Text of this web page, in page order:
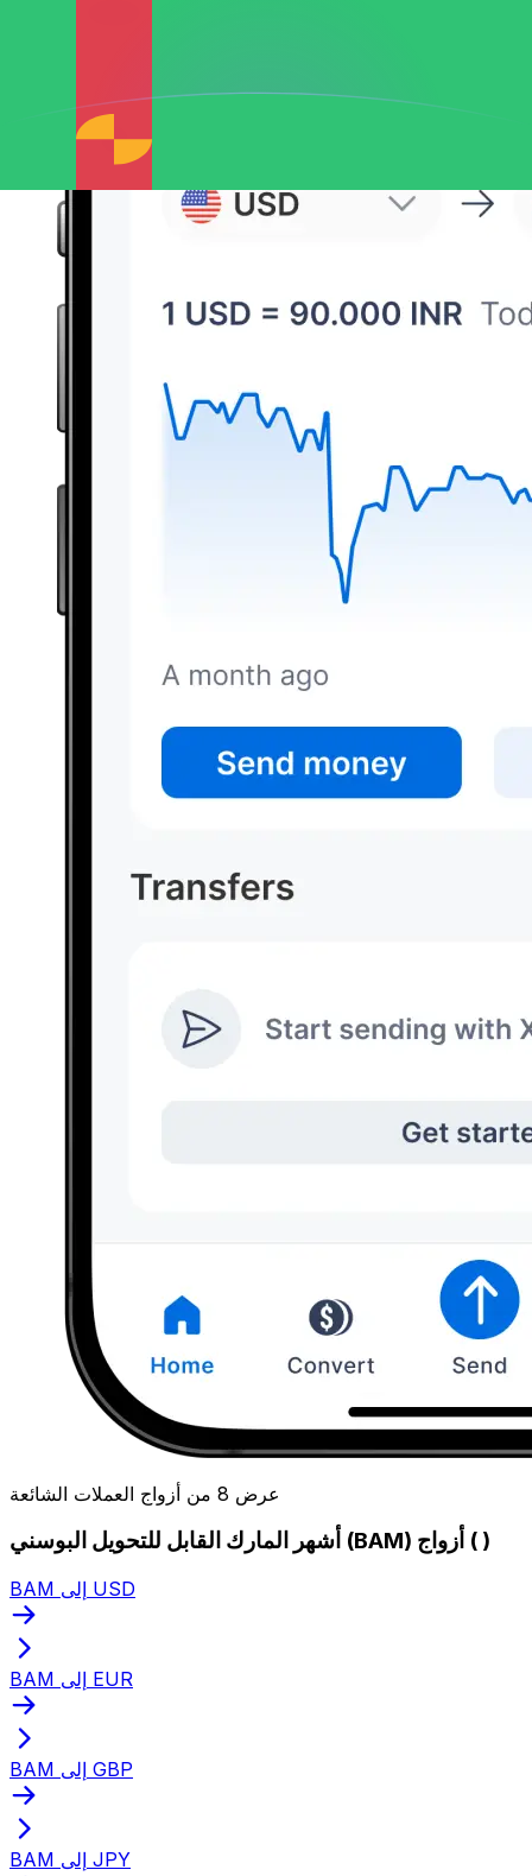
عرض 8 من أزواج العملات الشائعة
أشهر المارك القابل للتحويل البوسني (BAM) أزواج ( )
BAM إلى USD
BAM إلى EUR
BAM إلى GBP
BAM إلى JPY